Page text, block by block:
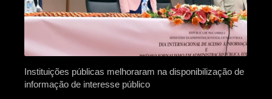
Instituições públicas melhoraram na disponibilização de
informação de interesse público